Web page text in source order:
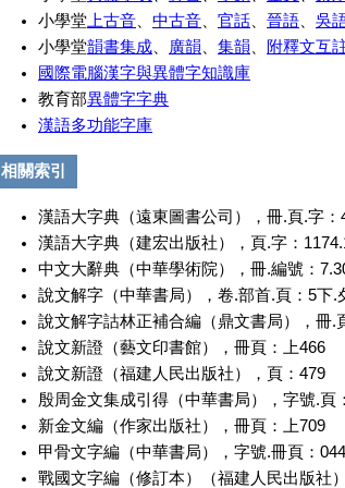
小學堂 上古音 中古音 官話 晉語 吳
小學堂韻書集成 廣韻 集韻 附釋文互
國際電腦漢字與異體字知識庫
教育部異體字字典
漢語多功能字庫
相關索引
漢語大字典（遠東圖書公司），冊.頁.字：
漢語大字典（建宏出版社），頁.字：
中文大辭典（中華學術院），冊.編號：
說文解字（中華書局），卷.部首.頁：5下.
說文解字詁林正補合編（鼎文書局），冊.
說文新證（藝文印書館），冊頁：上466
說文新證（福建人民出版社），頁：479
殷周金文集成引得（中華書局），字號.頁
新金文編（作家出版社），冊頁：上709
甲骨文字編（中華書局），字號.冊頁：
戰國文字編（修訂本）（福建人民出版社